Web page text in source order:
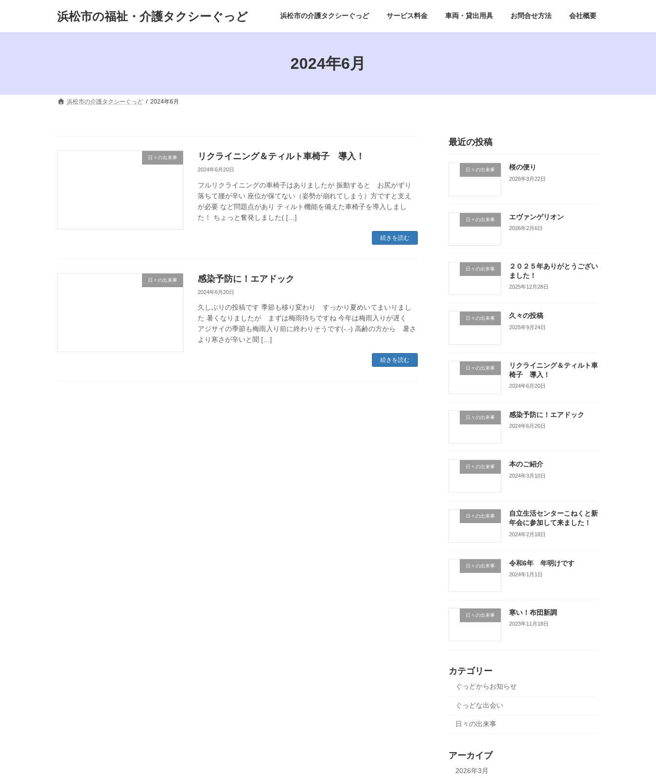
ン
プ
ー
動
浜松市の福祉・介護タクシーぐっど 浜松市の介護タクシーぐっど サービス料金 車両・貸出用具 お問合せ方法 会社概要
2024年6月
浜松市の介護タクシーぐっど 2024年6月
日々の出来事 リクライニング＆ティルト車椅子 導入！
2024年6月20日
フルリクライニングの車椅子はありましたが 振動すると お尻がずり
落ちて腰が辛い 座位が保てない（姿勢が崩れてしまう）方ですと支え
が必要 など問題点があり ティルト機能を備えた車椅子を導入しまし
た！ ちょっと奮発しました( […]
続きを読む
日々の出来事 感染予防に！エアドック
2024年6月20日
久しぶりの投稿です 季節も移り変わり すっかり夏めいてまいりまし
た 暑くなりましたが まずは梅雨待ちですね 今年は梅雨入りが遅く
アジサイの季節も梅雨入り前に終わりそうです(-.-) 高齢の方から 暑さ
より寒さが辛いと聞 […]
続きを読む
最近の投稿
日々の出来事 桜の便り
2026年3月22日
日々の出来事 エヴァンゲリオン
2026年2月6日
日々の出来事
２０２５年ありがとうござい
ました！
2025年12月28日
日々の出来事 久々の投稿
2025年9月24日
日々の出来事
リクライニング＆ティルト車
椅子 導入！
2024年6月20日
日々の出来事 感染予防に！エアドック
2024年6月20日
日々の出来事 本のご紹介
2024年3月10日
日々の出来事
自立生活センターこねくと新
年会に参加して来ました！
2024年2月18日
日々の出来事 令和6年 年明けです
2024年1月1日
日々の出来事 寒い！布団新調
2023年11月18日
カテゴリー
ぐっどからお知らせ
ぐっどな出会い
日々の出来事
アーカイブ
2026年3月